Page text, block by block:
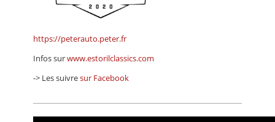
https://peterauto.peter.fr
Infos surwww.estorilclassics.com
-> Les suivresur Facebook